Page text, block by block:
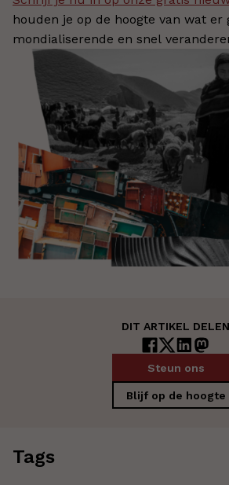
houden je op de hoogte van wat er
mondialiserende en snel
DIT ARTIKEL DELEN
Steun ons
Blijf op de hoogte
Tags